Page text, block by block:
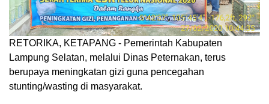
RETORIKA, KETAPANG - Pemerintah Kabupaten
Lampung Selatan, melalui Dinas Peternakan, terus
berupaya meningkatan gizi guna pencegahan
stunting/wasting di masyarakat.